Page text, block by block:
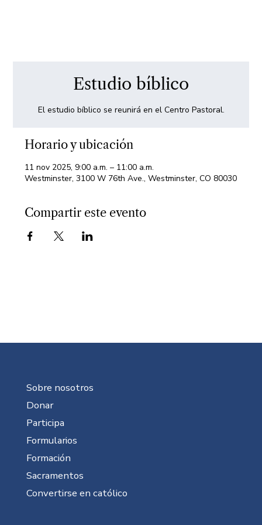
Estudio bíblico
El estudio bíblico se reunirá en el Centro Pastoral.
Horario y ubicación
11 nov 2025, 9:00 a.m. – 11:00 a.m.
Westminster, 3100 W 76th Ave., Westminster, CO 80030
Compartir este evento
Sobre nosotros
Donar
Participa
Formularios
Formación
Sacramentos
Convertirse en católico